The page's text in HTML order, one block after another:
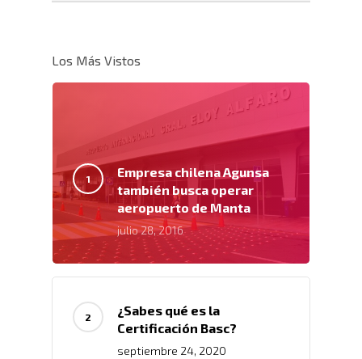
Los Más Vistos
Empresa chilena Agunsa
también busca operar
aeropuerto de Manta
julio 28, 2016
¿Sabes qué es la
Certificación Basc?
septiembre 24, 2020